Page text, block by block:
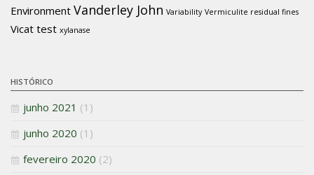
Environment Vanderley John Variability Vermiculite residual fines
Vicat test xylanase
HISTÓRICO
junho 2021 (1)
junho 2020 (1)
fevereiro 2020 (2)